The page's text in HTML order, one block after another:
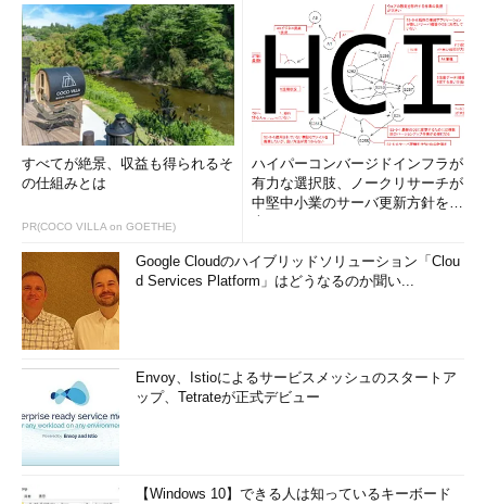
すべてが絶景、収益も得られるそ
の仕組みとは
PR(COCO VILLA on GOETHE)
ハイパーコンバージドインフラが
有力な選択肢、ノークリサーチが
中堅中小業のサーバ更新方針を調
Google Cloudのハイブリッドソリューション「Clou
d Services Platform」はどうなるのか聞い...
Envoy、Istioによるサービスメッシュのスタートア
ップ、Tetrateが正式デビュー
【Windows 10】できる人は知っているキーボード